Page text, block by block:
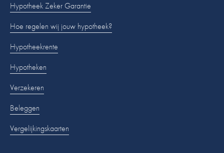
Hypotheek Zeker Garantie
Hoe regelen wij jouw hypotheek?
Hypotheekrente
Hypotheken
Verzekeren
Beleggen
Vergelijkingskaarten